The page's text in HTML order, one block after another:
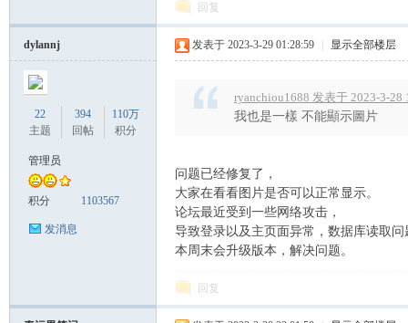
回复
dylannj
22
主题
394
回帖
110万
积分
管理员
积分 1103567
发消息
发表于 2023-3-29 01:28:59 显示全部楼层
ryanchiou1688 发表于 2023-3-28
我也是一樣 不能顯示圖片
问题已经修复了，
大家在看看图片是否可以正常显示。
论坛最近受到一些网络攻击，
导致登录以及主页面异常，数据库读取问
本周末会升级版本，解决问题。
回复